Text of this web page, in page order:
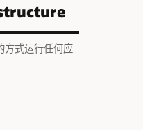
方式运行任何应